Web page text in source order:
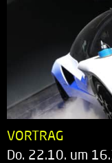
VORTRAG
Do. 22.10. um